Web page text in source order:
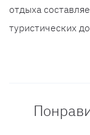
отдыха
туристических